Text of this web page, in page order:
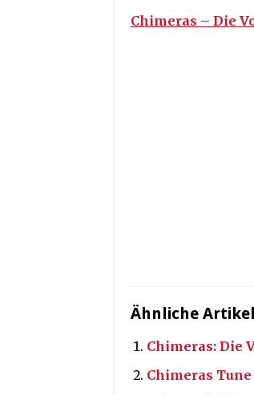
Chimeras – Die
Ähnliche
Chimeras: Die
Chimeras